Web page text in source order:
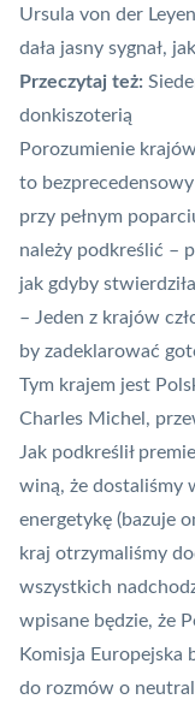
Ursula von der
dała jasny sygnał,
Przeczytaj też:
donkiszoterią
Porozumienie
to
przy pełnym
należy podkreślić –
jak gdyby
– Jeden z krajów
by zadeklarować
Tym krajem jest
Charles Michel,
Jak podkreślił
winą, że dostaliśmy
energetykę (bazuje
kraj otrzymaliśmy
wszystkich
wpisane będzie, że
Komisja Europejska
do rozmów o